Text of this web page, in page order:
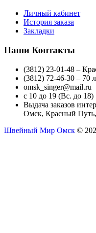
Личный кабинет
История заказа
Закладки
Наши Контакты
(3812) 23-01-48 –
(3812) 72-46-30 – 70
omsk_singer@mail.ru
с 10 до 19 (Вс. до 18)
Выдача заказов
Омск, Красный
Швейный Мир Омск ©